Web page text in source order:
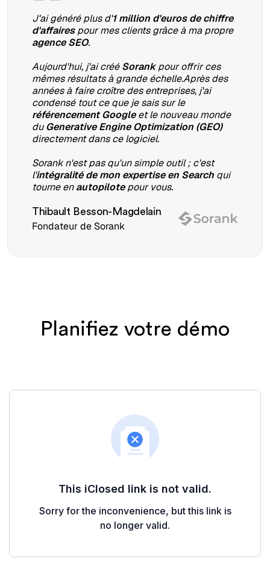
J'ai généré plus d'1 million d'euros de chiffre
d'affairespour mes clients grâce à ma propre
agence SEO.
Aujourd'hui, j'ai crééSorankpour offrir ces
mêmes résultats à grande échelle.Après des
années à faire croître des entreprises, j'ai
condensé tout ce que je sais sur le
référencement Googleet le nouveau monde
duGenerative Engine Optimization (GEO)
directement dans ce logiciel.
Sorank n'est pas qu'un simple outil ; c'est
l'intégralité de mon expertise en Search qui
tourne enautopilotepour vous.
Thibault Besson-Magdelain
Fondateur de Sorank
Planifiez votre démo